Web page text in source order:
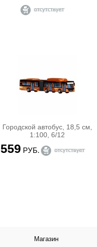
Городской автобус, 18,5 см,
1:100, 6/12
559 РУБ.
Магазин